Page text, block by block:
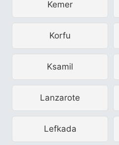
Kemer
Korfu
Ksamil
Lanzarote
Lefkada